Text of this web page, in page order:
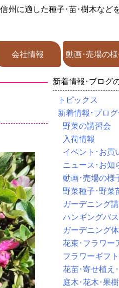
信州に適した種子･苗･樹木など
会社情報 動画･売場の
新着情報･ブログ
トピックス
新着情報･ブロ
野菜の講習会
入荷情報
イベント･お買
ニュース･お知
動画･売場の様
野菜種子･野菜
ガーデニング
ハンギングバ
ガーデニング
花束･フラワー
フラワーギフ
花苗･寄せ植え
庭木･花木･果